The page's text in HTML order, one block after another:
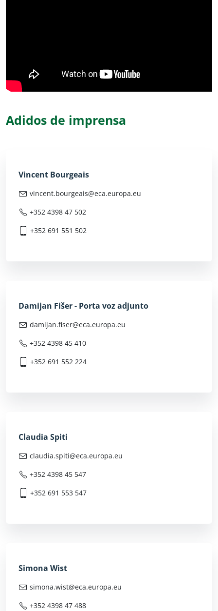
Adidos de imprensa
Vincent Bourgeais
vincent.bourgeais@eca.europa.eu
+352 4398 47 502
+352 691 551 502
Damijan Fišer - Porta voz adjunto
damijan.fiser@eca.europa.eu
+352 4398 45 410
+352 691 552 224
Claudia Spiti
claudia.spiti@eca.europa.eu
+352 4398 45 547
+352 691 553 547
Simona Wist
simona.wist@eca.europa.eu
+352 4398 47 488